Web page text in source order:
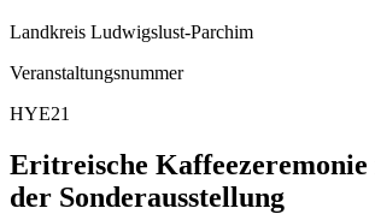
Landkreis Ludwigslust-Parchim
Veranstaltungsnummer
HYE21
Eritreische Kaffeezeremonie
der Sonderausstellung